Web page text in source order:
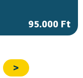
95.000 Ft
>